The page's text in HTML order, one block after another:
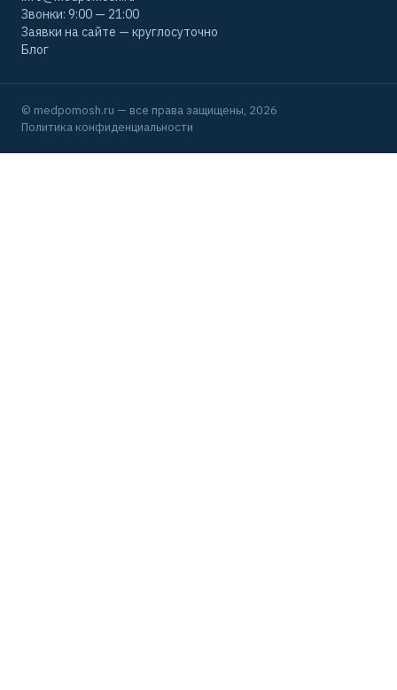
Звонки: 9:00 — 21:00
Заявки на сайте — круглосуточно
Блог
© medpomosh.ru — все права защищены, 2026
Политика конфиденциальности